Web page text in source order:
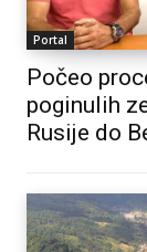
Portal
Počeo
poginulih
Rusije do